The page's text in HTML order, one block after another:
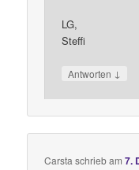
LG,
Steffi
Antworten ↓
Carsta schriebam7.